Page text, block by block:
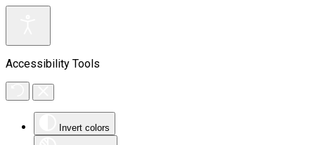
Accessibility Tools
Invert colors